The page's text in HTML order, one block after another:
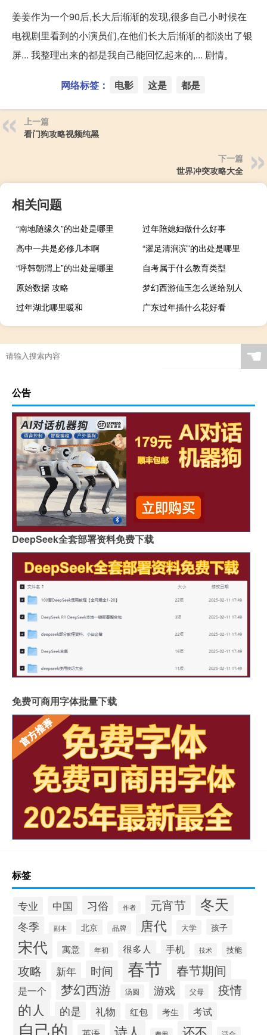
姜姜作为一个90后,长大后渐渐的发现,很多自己小时候在
电视剧里看到的小演员们,在他们长大后渐渐的都淡出了银
屏... 我整理出来的都是我自己能回忆起来的,... 剧情。
网络标签： 电影 这是 都是
上一篇
看门狗攻略视频纯黑
下一篇
世界冲突攻略大全
相关问题
“南地随缘久”的出处是哪里
过年陪媳妇做什么好事
高中一共是必修几本啊
“濯足清涧滨”的出处是哪里
“呼韩朝渭上”的出处是哪里
自考属于什么教育类型
原始数据 攻略
梦幻西游仙玉怎么送给别人
过年湖北哪里暖和
广东过年插什么花好看
☚
公告
DeepSeek全套部署资料免费下载
免费可商用字体批量下载
标签
专业 中国 习俗 作者 元宵节 冬天
冬季 副本 北京 品牌 唐代 大学 孩子
宋代 寓意 年初 很多人 手机 技术 技能
攻略 新年 时间 春节 春节期间
是一个 梦幻西游 汤圆 游戏 父母 疫情
的人 的是 礼物 红包 考生 考试
自己的 诗人